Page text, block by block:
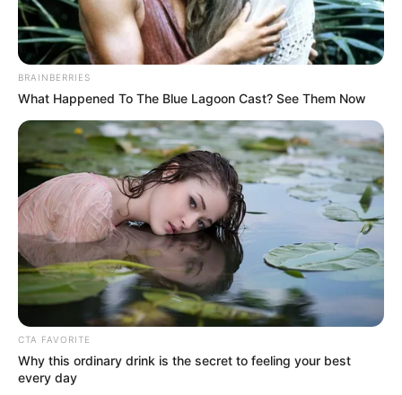
BRAINBERRIES
What Happened To The Blue Lagoon Cast? See Them Now
CTA FAVORITE
Why this ordinary drink is the secret to feeling your best
every day